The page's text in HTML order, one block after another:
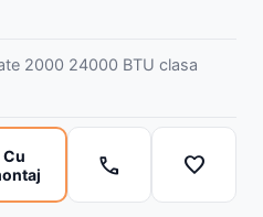
2000 24000 BTU clasa
Cu
call favorite